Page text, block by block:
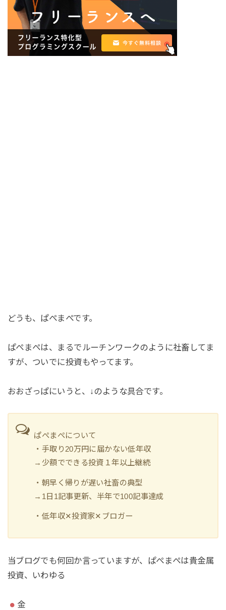
どうも、ぱぺまぺです。
ぱぺまぺは、まるでルーチンワークのように社畜してま
すが、ついでに投資もやってます。
おおざっぱにいうと、↓のような具合です。
ぱぺまぺについて
・手取り20万円に届かない低年収
→少額でできる投資１年以上継続
・朝早く帰りが遅い社畜の典型
→1日1記事更新、半年で100記事達成
・低年収✕投資家✕ブロガー
当ブログでも何回か言っていますが、ぱぺまぺは貴金属
投資、いわゆる
金